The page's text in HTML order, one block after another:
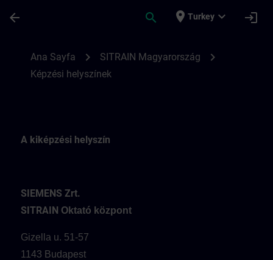
arrow_back search place Turkey expand_more login
Ana Sayfa chevron_right SITRAIN Magyarország chevron_right
Képzési helyszínek
A kiképzési helyszín
SIEMENS Zrt.
SITRAIN Oktató központ
Gizella u. 51-57
1143 Budapest